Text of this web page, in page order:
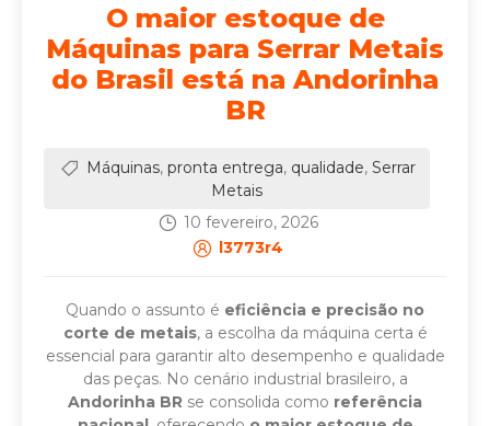
O maior estoque de
Máquinas para Serrar Metais
do Brasil está na Andorinha
BR
Máquinas, pronta entrega, qualidade, Serrar
Metais
10 fevereiro, 2026
l3773r4
Quando o assunto é eficiência e precisão no
corte de metais, a escolha da máquina certa é
essencial para garantir alto desempenho e qualidade
das peças. No cenário industrial brasileiro, a
Andorinha BR se consolida como referência